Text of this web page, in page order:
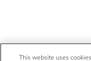
This website uses